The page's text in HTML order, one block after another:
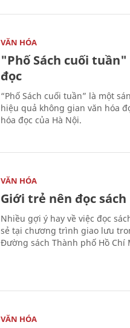
VĂN HÓA
"Phố Sách cuối
đọc
“Phố Sách cuối tuần” là một
hiệu quả không gian văn hóa
hóa đọc của Hà Nội.
VĂN HÓA
Giới trẻ nên đọc
Nhiều gợi ý hay về việc đọc
sẻ tại chương trình giao lưu
Đường sách Thành phố Hồ Chí
VĂN HÓA